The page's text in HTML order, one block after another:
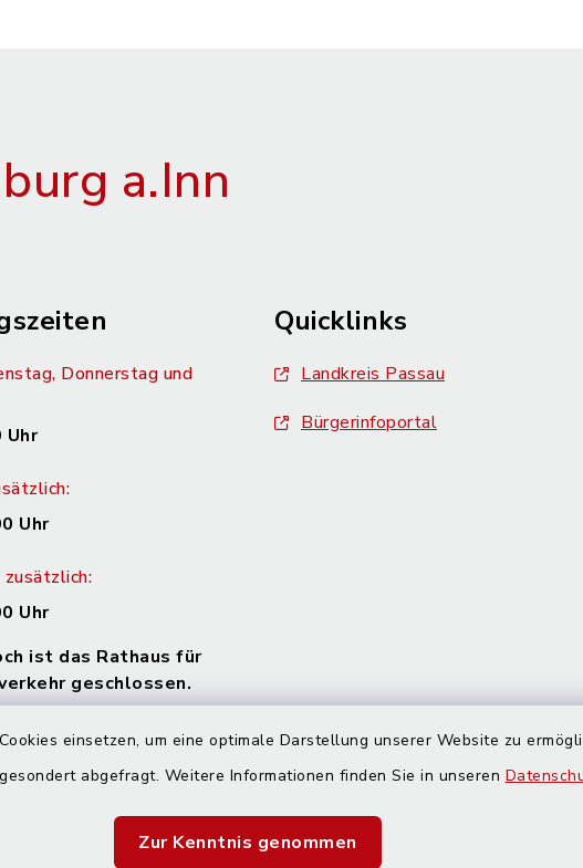
einsetzen, um eine optimale Darstellung unserer Website zu
abgefragt. Weitere Informationen finden Sie in unseren
Zur Kenntnis genommen
a.Inn
Donnerstag und
Uhr
Uhr
Uhr
ist das Rathaus für
geschlossen.
Sie einen Termin!
Quicklinks
Landkreis Passau
Bürgerinfoportal